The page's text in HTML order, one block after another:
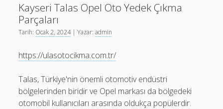
Liste
Sayfa Listesi
Twitter Gizli Sikiş
Bedava Instagram Takipçi Yükseltme
Sayfa Listesi
Shorts Beğeni Gönderme Hilesi Ücretsiz
Twitter Gizli Sikiş
Kayseri Talas Opel Oto Yedek Çıkma
Parçaları
Tarih: Ocak 2, 2024| Yazar:admin
https://ulasotocikma.com.tr/
Talas, Türkiye'nin önemli otomotiv endüstri
bölgelerinden biridir ve Opel markası da bölgedeki
otomobil kullanıcıları arasında oldukça popülerdir.